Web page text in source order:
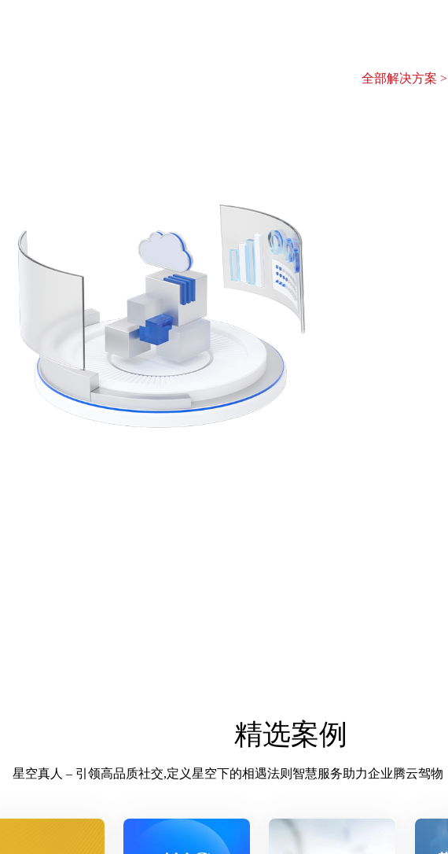
全部解决方案 >
精选案例
星空真人 – 引领高品质社交,定义星空下的相遇法则智慧服务助力企业腾云驾物